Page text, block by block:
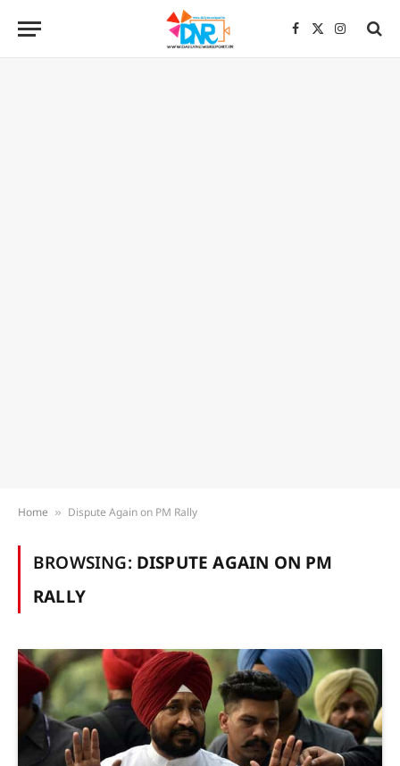
Facebook
X
Home » Dispute Again on PM Rally
BROWSING: DISPUTE AGAIN ON PM
RALLY